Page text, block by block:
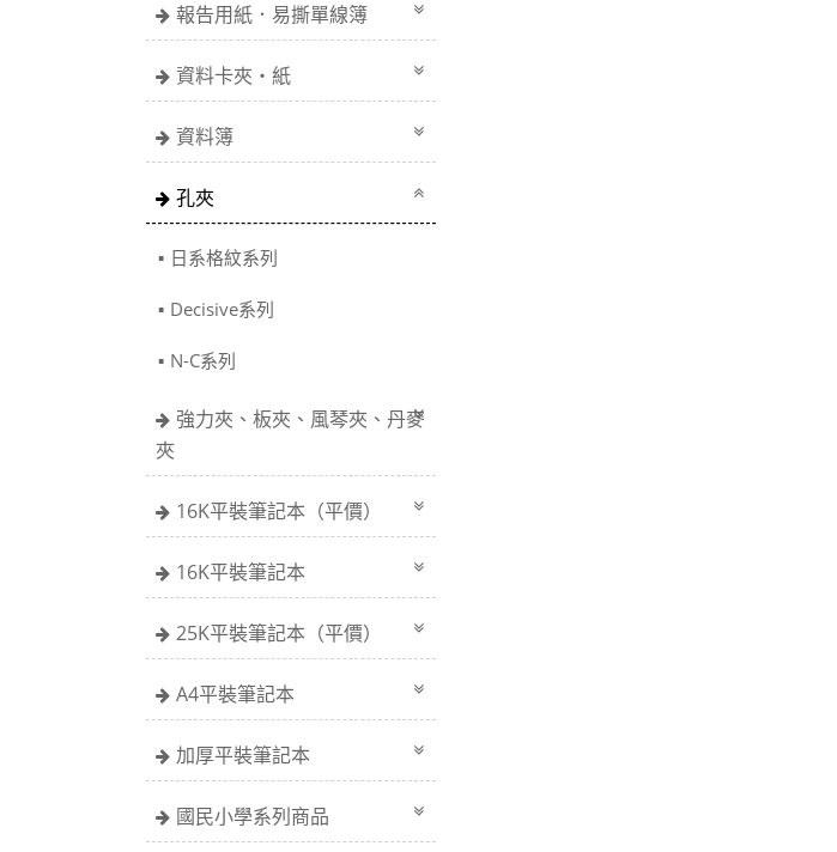
報告用紙．易撕單線簿
資料卡夾・紙
資料簿
孔夾
日系格紋系列
Decisive系列
N-C系列
強力夾、板夾、風琴夾、丹麥
夾
16K平裝筆記本（平價）
16K平裝筆記本
25K平裝筆記本（平價）
A4平裝筆記本
加厚平裝筆記本
國民小學系列商品